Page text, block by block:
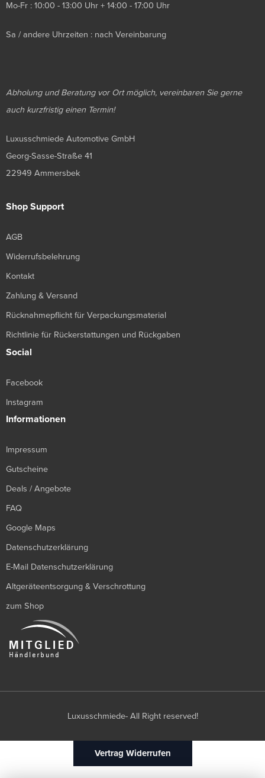
Mo-Fr : 10:00 - 13:00 Uhr + 14:00 - 17:00 Uhr
Sa / andere Uhrzeiten : nach Vereinbarung
Abholung und Beratung vor Ort möglich, vereinbaren Sie gerne
auch kurzfristig einen Termin!
Luxusschmiede Automotive GmbH
Georg-Sasse-Straße 41
22949 Ammersbek
Shop Support
AGB
Widerrufsbelehrung
Kontakt
Zahlung & Versand
Rücknahmepflicht für Verpackungsmaterial
Richtlinie für Rückerstattungen und Rückgaben
Social
Facebook
Instagram
Informationen
Impressum
Gutscheine
Deals / Angebote
FAQ
Google Maps
Datenschutzerklärung
E-Mail Datenschutzerklärung
Altgeräteentsorgung & Verschrottung
zum Shop
Luxusschmiede- All Right reserved!
Vertrag Widerrufen